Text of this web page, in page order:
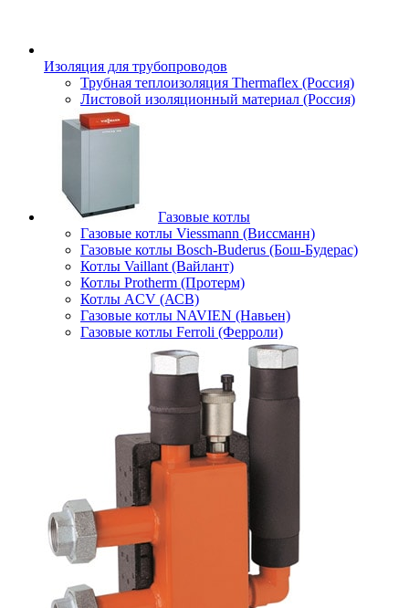
Изоляция для трубопроводов
Трубная теплоизоляция Thermaflex (Россия)
Листовой изоляционный материал (Россия)
Газовые котлы
Газовые котлы Viessmann (Виссманн)
Газовые котлы Bosch-Buderus (Бош-Будерас)
Котлы Vaillant (Вайлант)
Котлы Protherm (Протерм)
Котлы ACV (АСВ)
Газовые котлы NAVIEN (Навьен)
Газовые котлы Ferroli (Ферроли)